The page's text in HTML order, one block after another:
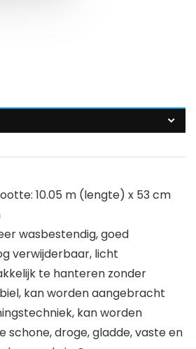
10.05 m (lengte) x 53 cm
wasbestendig, goed
verwijderbaar, licht
te hanteren zonder
kan worden aangebracht
kan worden
schone, droge, gladde, vaste en